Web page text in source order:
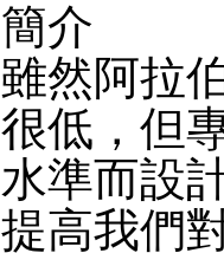
簡介
雖然阿拉
很低，但
水準而設
提高我們